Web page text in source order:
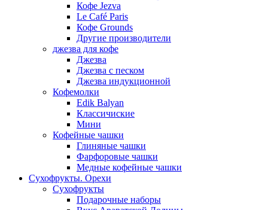
Кофе Jezva
Le Café Paris
Кофе Grounds
Другие производители
джезва для кофе
Джезва
Джезва с песком
Джезва индукционной
Кофемолки
Edik Balyan
Классичиские
Мини
Кофейные чашки
Глиняные чашки
Фарфоровые чашки
Медные кофейные чашки
Сухофрукты. Орехи
Сухофрукты
Подарочные наборы